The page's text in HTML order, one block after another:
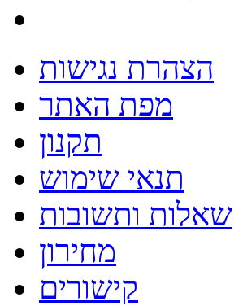
הצהרת נגישות
מפת האתר
תקנון
תנאי שימוש
שאלות ותשובות
מחירון
קישורים